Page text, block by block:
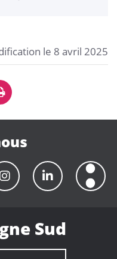
le 8 avril 2025
Sud